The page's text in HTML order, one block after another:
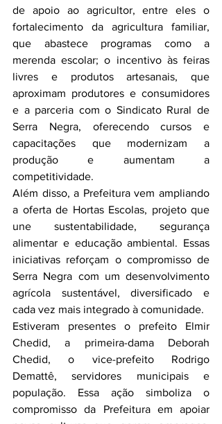
de apoio ao agricultor, entre eles o
fortalecimento da agricultura familiar,
que abastece programas como a
merenda escolar; o incentivo às feiras
livres e produtos artesanais, que
aproximam produtores e consumidores
e a parceria com o Sindicato Rural de
Serra Negra, oferecendo cursos e
capacitações que modernizam a
produção e aumentam a
competitividade.
Além disso, a Prefeitura vem ampliando
a oferta de Hortas Escolas, projeto que
une sustentabilidade, segurança
alimentar e educação ambiental. Essas
iniciativas reforçam o compromisso de
Serra Negra com um desenvolvimento
agrícola sustentável, diversificado e
cada vez mais integrado à comunidade.
Estiveram presentes o prefeito Elmir
Chedid, a primeira-dama Deborah
Chedid, o vice-prefeito Rodrigo
Demattê, servidores municipais e
população. Essa ação simboliza o
compromisso da Prefeitura em apoiar